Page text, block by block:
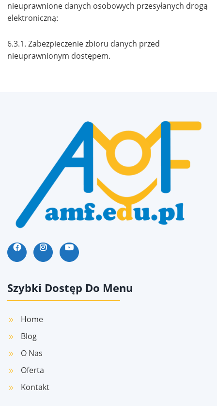
nieuprawnione danych osobowych przesyłanych drogą
elektroniczną:
6.3.1. Zabezpieczenie zbioru danych przed
nieuprawnionym dostępem.
Szybki Dostęp Do Menu
Home
Blog
O Nas
Oferta
Kontakt